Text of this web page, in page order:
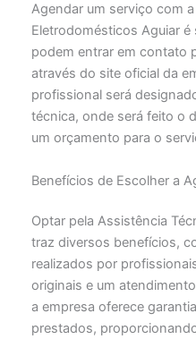
Agendar um serviço com
Eletrodomésticos Aguiar
podem entrar em contato
através do site oficial da
profissional será
técnica, onde será feito o
um orçamento para o
Benefícios de Escolher a
Optar pela Assistência
traz diversos benefícios,
realizados por
originais e um
a empresa oferece
prestados,